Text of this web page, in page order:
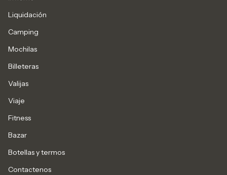
Liquidación
Camping
Mochilas
Billeteras
Valijas
Viaje
Fitness
Bazar
Botellas y termos
Contactenos